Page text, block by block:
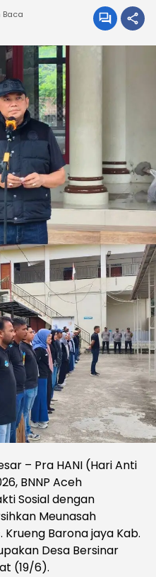
Baca
– Pra HANI (Hari Anti
BNNP Aceh
Sosial dengan
Meunasah
Barona jaya Kab.
Desa Bersinar
(19/6).